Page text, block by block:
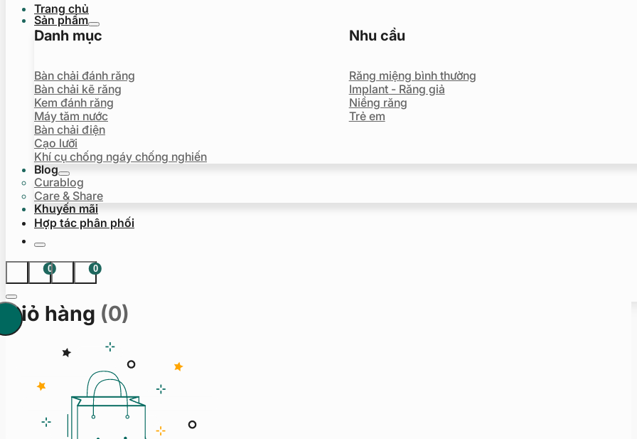
Trang chủ
Sản phẩm
Danh mục
Bàn chải đánh răng
Bàn chải kẽ răng
Kem đánh răng
Máy tăm nước
Bàn chải điện
Cạo lưỡi
Khí cụ chống ngáy chống nghiến
Nhu cầu
Răng miệng bình thường
Implant - Răng giả
Niềng răng
Trẻ em
Blog
Curablog
Care & Share
Khuyến mãi
Hợp tác phân phối
0 0
Giỏ hàng (0)